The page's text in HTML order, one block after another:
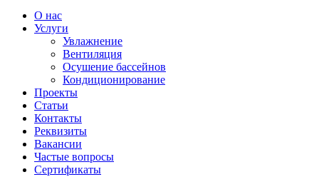
О нас
Услуги
Увлажнение
Вентиляция
Осушение бассейнов
Кондиционирование
Проекты
Статьи
Контакты
Реквизиты
Вакансии
Частые вопросы
Сертификаты